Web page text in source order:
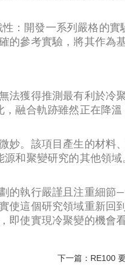
：開發一系列嚴格的
的參考實驗，將其作為
法獲得推測最有利於冷
融合軌跡雖然正在降
妙。該項目產生的材
和聚變研究的其他領
的執行嚴謹且注重細
使這個研究領域重新回
使實現冷聚變的機會
下一篇：RE100